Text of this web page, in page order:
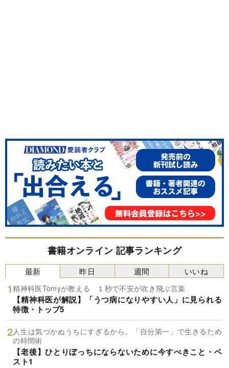
書籍オンライン 記事ランキング
最新
精神科医Tomyが教える １秒で不安が吹き飛ぶ言葉
【精神科医が解説】「うつ病になりやすい人」に見られる
特徴・トップ5
人生は気づかぬうちにすぎるから。「自分第一」で生きるため
の時間術
【老後】ひとりぼっちにならないために今すべきこと・ベ
スト1
昨日 週間 いいね